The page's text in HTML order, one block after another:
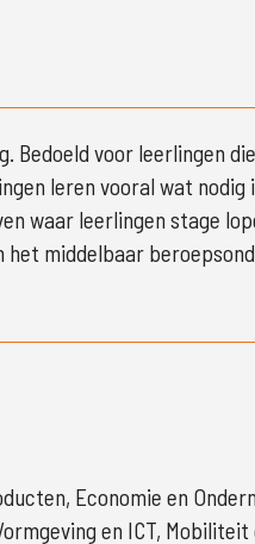
Bedoeld voor leerlingen
leren vooral wat nodig
waar leerlingen stage
het middelbaar
Economie en
en ICT, Mobiliteit